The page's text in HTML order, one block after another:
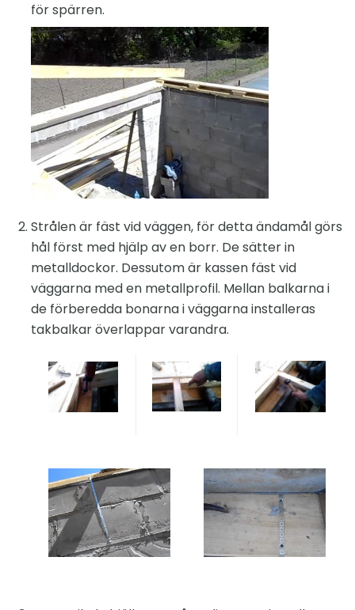
för spärren.
Strålen är fäst vid väggen, för detta ändamål görs
hål först med hjälp av en borr. De sätter in
metalldockor. Dessutom är kassen fäst vid
väggarna med en metallprofil. Mellan balkarna i
de förberedda bonarna i väggarna installeras
takbalkar överlappar varandra.